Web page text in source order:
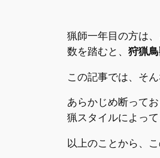
猟師一年目の方は
数を踏むと、 狩猟
この記事では、そ
あらかじめ断って
猟スタイルによって
以上のことから、